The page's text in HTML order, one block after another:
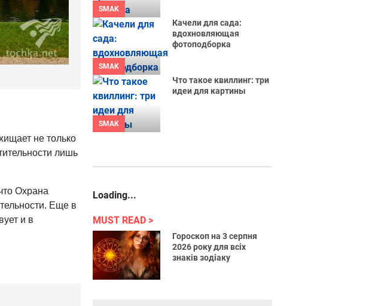
не только
лишь
Охрана
Еще в
и в
SMAK
SMAK
Качели для сада:
вдохновляющая
фотоподборка
SMAK
Что такое квиллинг: три
идеи для картины
Loading...
MUST READ
Гороскоп на 3 серпня
2026 року для всіх
знаків зодіаку